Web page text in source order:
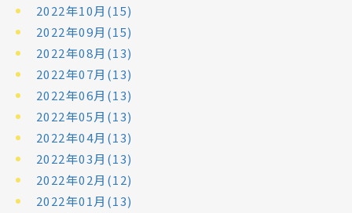
2022年10月(15)
2022年09月(15)
2022年08月(13)
2022年07月(13)
2022年06月(13)
2022年05月(13)
2022年04月(13)
2022年03月(13)
2022年02月(12)
2022年01月(13)